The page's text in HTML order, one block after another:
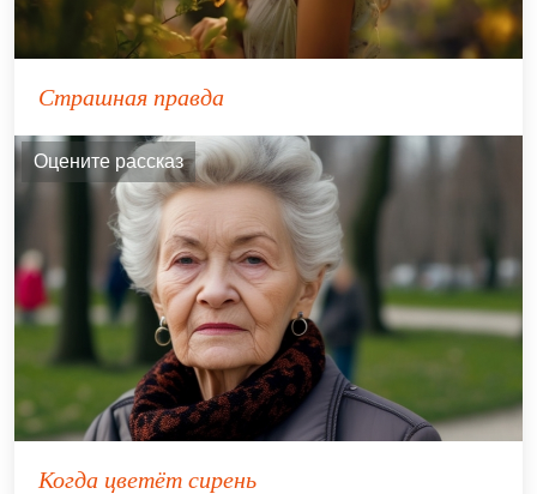
Страшная правда
Оцените рассказ
Когда цветёт сирень